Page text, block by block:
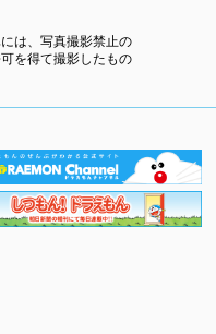
は、写真撮影禁止の
を得て撮影したもの